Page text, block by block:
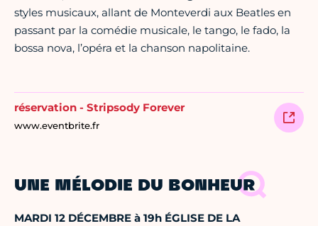
styles musicaux, allant de Monteverdi aux Beatles en
passant par la comédie musicale, le tango, le fado, la
bossa nova, l’opéra et la chanson napolitaine.
réservation - Stripsody Forever
www.eventbrite.fr
UNE MÉLODIE DU BONHEUR
MARDI 12 DÉCEMBRE à 19h ÉGLISE DE LA